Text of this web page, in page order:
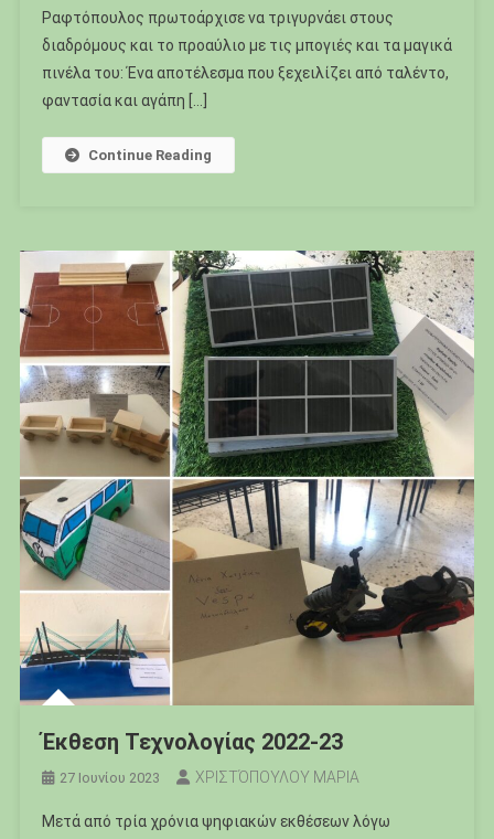
Ραφτόπουλος πρωτοάρχισε να τριγυρνάει στους
διαδρόμους και το προαύλιο με τις μπογιές και τα μαγικά
πινέλα του: Ένα αποτέλεσμα που ξεχειλίζει από ταλέντο,
φαντασία και αγάπη […]
Continue Reading
Έκθεση Τεχνολογίας 2022-23
27 Ιουνίου 2023 ΧΡΙΣΤΌΠΟΥΛΟΥ ΜΑΡΙΑ
Μετά από τρία χρόνια ψηφιακών εκθέσεων λόγω